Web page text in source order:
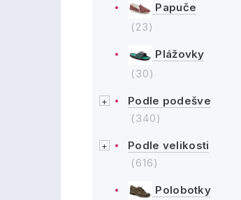
Papuče
(23)
Plážovky
(30)
Podle podešve
(340)
Podle velikosti
(616)
Polobotky